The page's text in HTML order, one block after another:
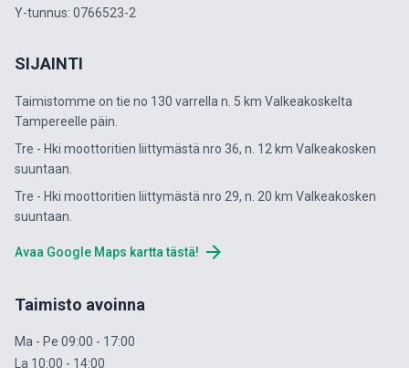
Y-tunnus: 0766523-2
SIJAINTI
Taimistomme on tie no 130 varrella n. 5 km Valkeakoskelta
Tampereelle päin.
Tre - Hki moottoritien liittymästä nro 36, n. 12 km Valkeakosken
suuntaan.
Tre - Hki moottoritien liittymästä nro 29, n. 20 km Valkeakosken
suuntaan.
Avaa Google Maps kartta tästä! arrow_forward
Taimisto avoinna
Ma - Pe 09:00 - 17:00
La 10:00 - 14:00